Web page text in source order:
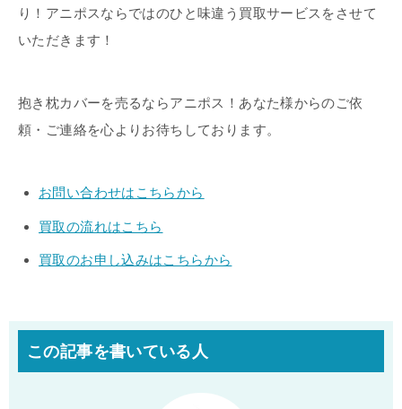
り！アニポスならではのひと味違う買取サービスをさせて
いただきます！
抱き枕カバーを売るならアニポス！あなた様からのご依
頼・ご連絡を心よりお待ちしております。
お問い合わせはこちらから
買取の流れはこちら
買取のお申し込みはこちらから
この記事を書いている人